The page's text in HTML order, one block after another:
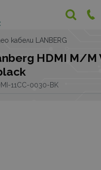
кабели LANBERG
HDMI M/M
11CC-0030-BK